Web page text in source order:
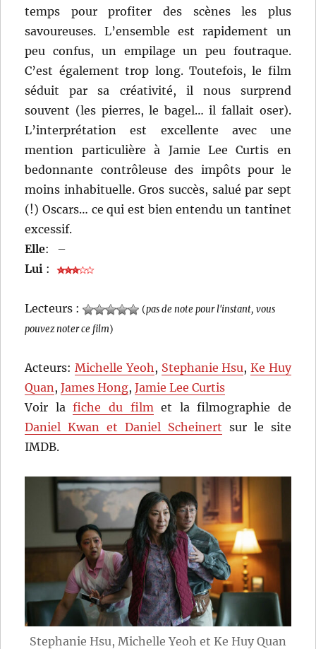
temps pour profiter des scènes les plus
savoureuses. L’ensemble est rapidement un
peu confus, un empilage un peu foutraque.
C’est également trop long. Toutefois, le film
séduit par sa créativité, il nous surprend
souvent (les pierres, le bagel… il fallait oser).
L’interprétation est excellente avec une
mention particulière à Jamie Lee Curtis en
bedonnante contrôleuse des impôts pour le
moins inhabituelle. Gros succès, salué par sept
(!) Oscars… ce qui est bien entendu un tantinet
excessif.
Elle:
–
Lui :
Lecteurs : (pas de note pour l'instant, vous
pouvez noter ce film)
Acteurs:Michelle Yeoh, Stephanie Hsu, Ke Huy
Quan,James Hong,Jamie Lee Curtis
Voir lafiche du filmet la filmographie de
Daniel Kwan et Daniel Scheinert sur le site
IMDB.
Stephanie Hsu, Michelle Yeoh et Ke Huy Quan